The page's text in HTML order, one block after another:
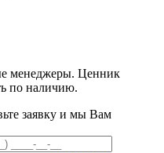
менеджеры. Ценник
по наличию.
заявку и мы Вам